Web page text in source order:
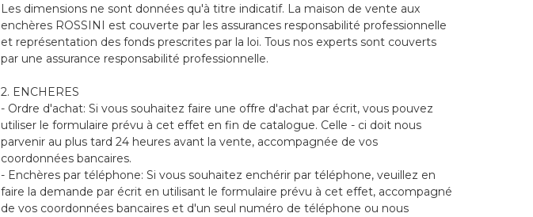
Les dimensions ne sont données qu'à titre indicatif. La maison de vente aux
enchères ROSSINI est couverte par les assurances responsabilité professionnelle
et représentation des fonds prescrites par la loi. Tous nos experts sont couverts
par une assurance responsabilité professionnelle.
2. ENCHERES
- Ordre d'achat: Si vous souhaitez faire une offre d'achat par écrit, vous pouvez
utiliser le formulaire prévu à cet effet en fin de catalogue. Celle - ci doit nous
parvenir au plus tard 24 heures avant la vente, accompagnée de vos
coordonnées bancaires.
- Enchères par téléphone: Si vous souhaitez enchérir par téléphone, veuillez en
faire la demande par écrit en utilisant le formulaire prévu à cet effet, accompagné
de vos coordonnées bancaires et d'un seul numéro de téléphone ou nous